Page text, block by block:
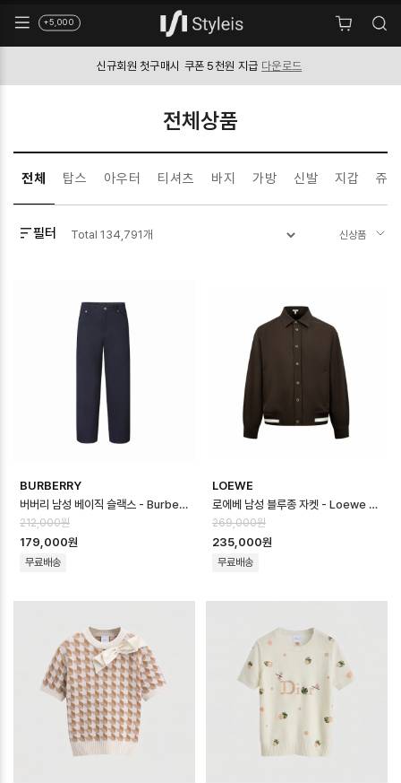
+5,000
신규회원 첫구매시 쿠폰 5천원 지급 다운로드
전체상품
전체 탑스 아우터 티셔츠 바지 가방 신발 지갑 쥬
필터 Total 134,791개
BURBERRY
버버리 남성 베이직 슬랙스 - Burberry Mens Basic Slacks - buc1…
212,000원
179,000원
무료배송
LOEWE
로에베 남성 블루종 자켓 - Loewe Mens Blouson Jacket - loc166…
269,000원
235,000원
무료배송